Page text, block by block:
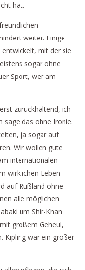
hat.
weiter. Einige
entwickelt, mit der sie
sogar ohne
Sport, wer am
zurückhaltend, ich
sage das ohne Ironie.
ja sogar auf
Wir wollen gute
internationalen
wirklichen Leben
auf Rußland ohne
alle möglichen
um Shir-Khan
großem Geheul,
Kipling war ein großer